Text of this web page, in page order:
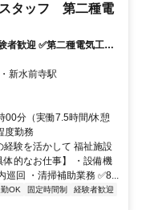
タッフ 第二種電
者歓迎 ✅第二種電気工事
新水前寺駅
00分（実働7.5時間/休憩
度勤務
経験を活かして 福祉施設
的なお仕事】 ・設備機
回 ・清掃補助業務 ✅8...
OK 固定時間制
経験者歓迎